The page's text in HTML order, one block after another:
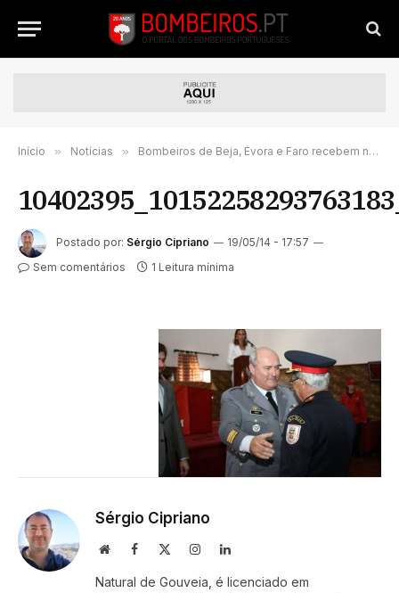
Início » Notícias » Bombeiros de Beja, Évora e Faro recebem novos rádios SIRESP
Postado por: Sérgio Cipriano
19/05/14 - 17:57
Sem comentários
1 Leitura mínima
Sérgio Cipriano
WebsiteFacebook InstagramLinkedIn
Natural de Gouveia, é licenciado em